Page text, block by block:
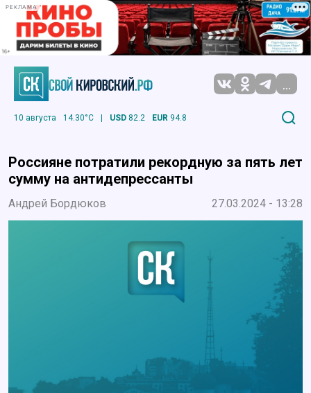
РЕКЛАМА
...
10 августа 14.30°C | USD 82.2 EUR 94.8
Россияне потратили рекордную за пять лет
сумму на антидепрессанты
Андрей Бордюков 27.03.2024 - 13:28